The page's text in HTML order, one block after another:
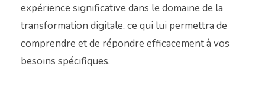
expérience significative dans le domaine de la
transformation digitale, ce qui lui permettra de
comprendre et de répondre efficacement à vos
besoins spécifiques.